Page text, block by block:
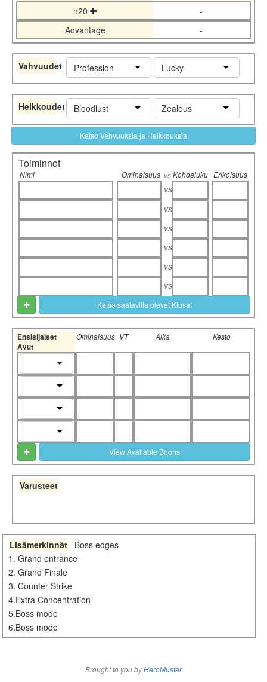
n20
-
Advantage
-
Vahvuudet Profession Lucky
Heikkoudet Bloodlust Zealous
Katso Vahvuuksia ja Heikkouksia
Toiminnot
Nimi Ominaisuus vs Kohdeluku Erikoisuus
vs
vs
vs
vs
vs
vs
Katso saatavilla olevat Kiusat
Ensisijaiset
Avut
Ominaisuus VT Aika Kesto
View Available Boons
Varusteet
Lisämerkinnät
Boss edges
1. Grand entrance
2. Grand Finale
3. Counter Strike
4.Extra Concentration
5.Boss mode
6.Boss mode
Brought to you byHeroMuster